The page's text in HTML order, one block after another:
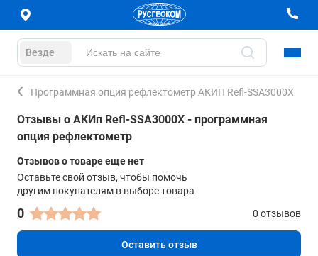
Везде
Программная опция рефлектометр АКИП Refl-SSA3000X
Отзывы о АКИп Refl-SSA3000X - программная
опция рефлектометр
Отзывов о товаре еще нет
Оставьте свой отзыв, чтобы помочь
другим покупателям в выборе товара
0 0 отзывов
Оставить отзыв